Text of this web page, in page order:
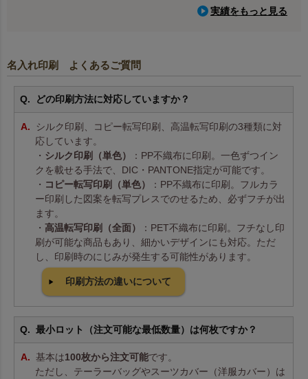
実績をもっと見る
名入れ印刷 よくあるご質問
どの印刷方法に対応していますか？
シルク印刷、コピー転写印刷、高温転写印刷の3種類に対
応しています。
・ シルク印刷（単色）
：PP不織布に印刷。一色ずつイン
クを載せる手法で、DIC・PANTONE指定が可能です。
・ コピー転写印刷（単色）
：PP不織布に印刷。フルカラ
ー印刷した図案を転写プレスでのせるため、必ずフチが出
ます。
・ 高温転写印刷（全面）
：PET不織布に印刷。フチなし印
刷が可能な商品もあり、細かいデザインにも対応。ただ
し、印刷時のにじみが発生する可能性があります。
印刷方法の違いについて
最小ロット（注文可能な最低数量）は何枚ですか？
基本は100枚から注文可能です。
ただし、テーラーバッグやスーツカバー（洋服カバー）は